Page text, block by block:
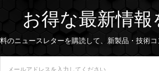
お得な最新情報
のニュースレターを購読して、新製品・技術